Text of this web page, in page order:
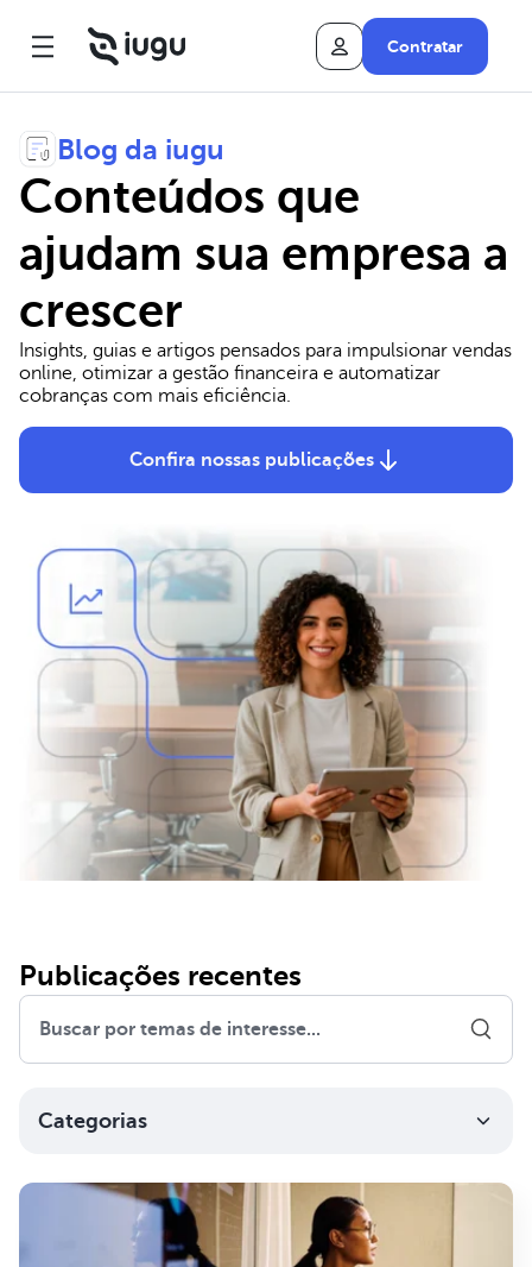
Contratar
Blog da iugu
Conteúdos que
ajudam sua empresa a
crescer
Insights, guias e artigos pensados para impulsionar vendas
online, otimizar a gestão financeira e automatizar
cobranças com mais eficiência.
Confira nossas publicações
Publicações recentes
Categorias